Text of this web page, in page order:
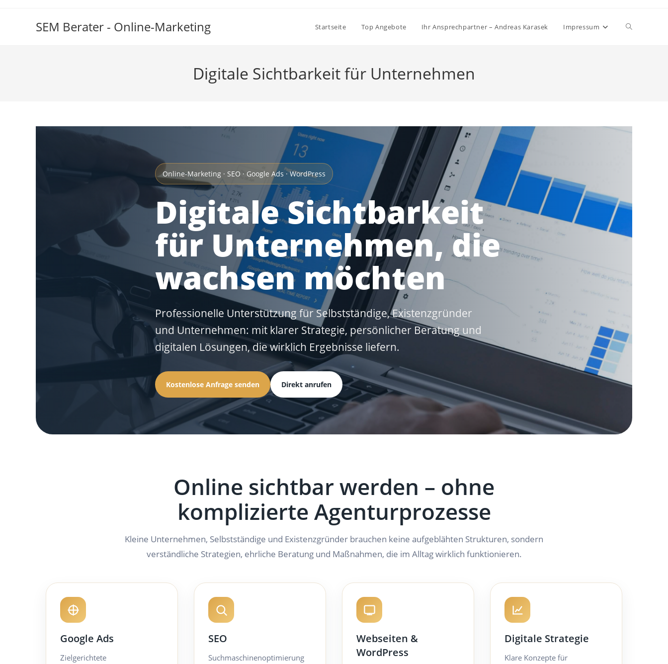
SEM Berater - Online-Marketing Startseite Top Angebote Ihr Ansprechpartner – Andreas Karasek Impressum Website-
Digitale Sichtbarkeit für Unternehmen
Online-Marketing · SEO · Google Ads · WordPress
Digitale Sichtbarkeit
für Unternehmen, die
wachsen möchten
Professionelle Unterstützung für Selbstständige, Existenzgründer
und Unternehmen: mit klarer Strategie, persönlicher Beratung und
digitalen Lösungen, die wirklich Ergebnisse liefern.
Kostenlose Anfrage senden Direkt anrufen
Online sichtbar werden – ohne
komplizierte Agenturprozesse
Kleine Unternehmen, Selbstständige und Existenzgründer brauchen keine aufgeblähten Strukturen, sondern
verständliche Strategien, ehrliche Beratung und Maßnahmen, die im Alltag wirklich funktionieren.
Google Ads
Zielgerichtete
SEO
Suchmaschinenoptimierung
Webseiten &
WordPress
Digitale Strategie
Klare Konzepte für